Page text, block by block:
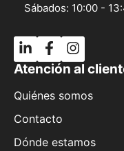
Sábados: 10:00 -
Atención al
Quiénes somos
Contacto
Dónde estamos